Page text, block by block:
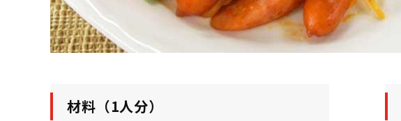
材料（1人分）